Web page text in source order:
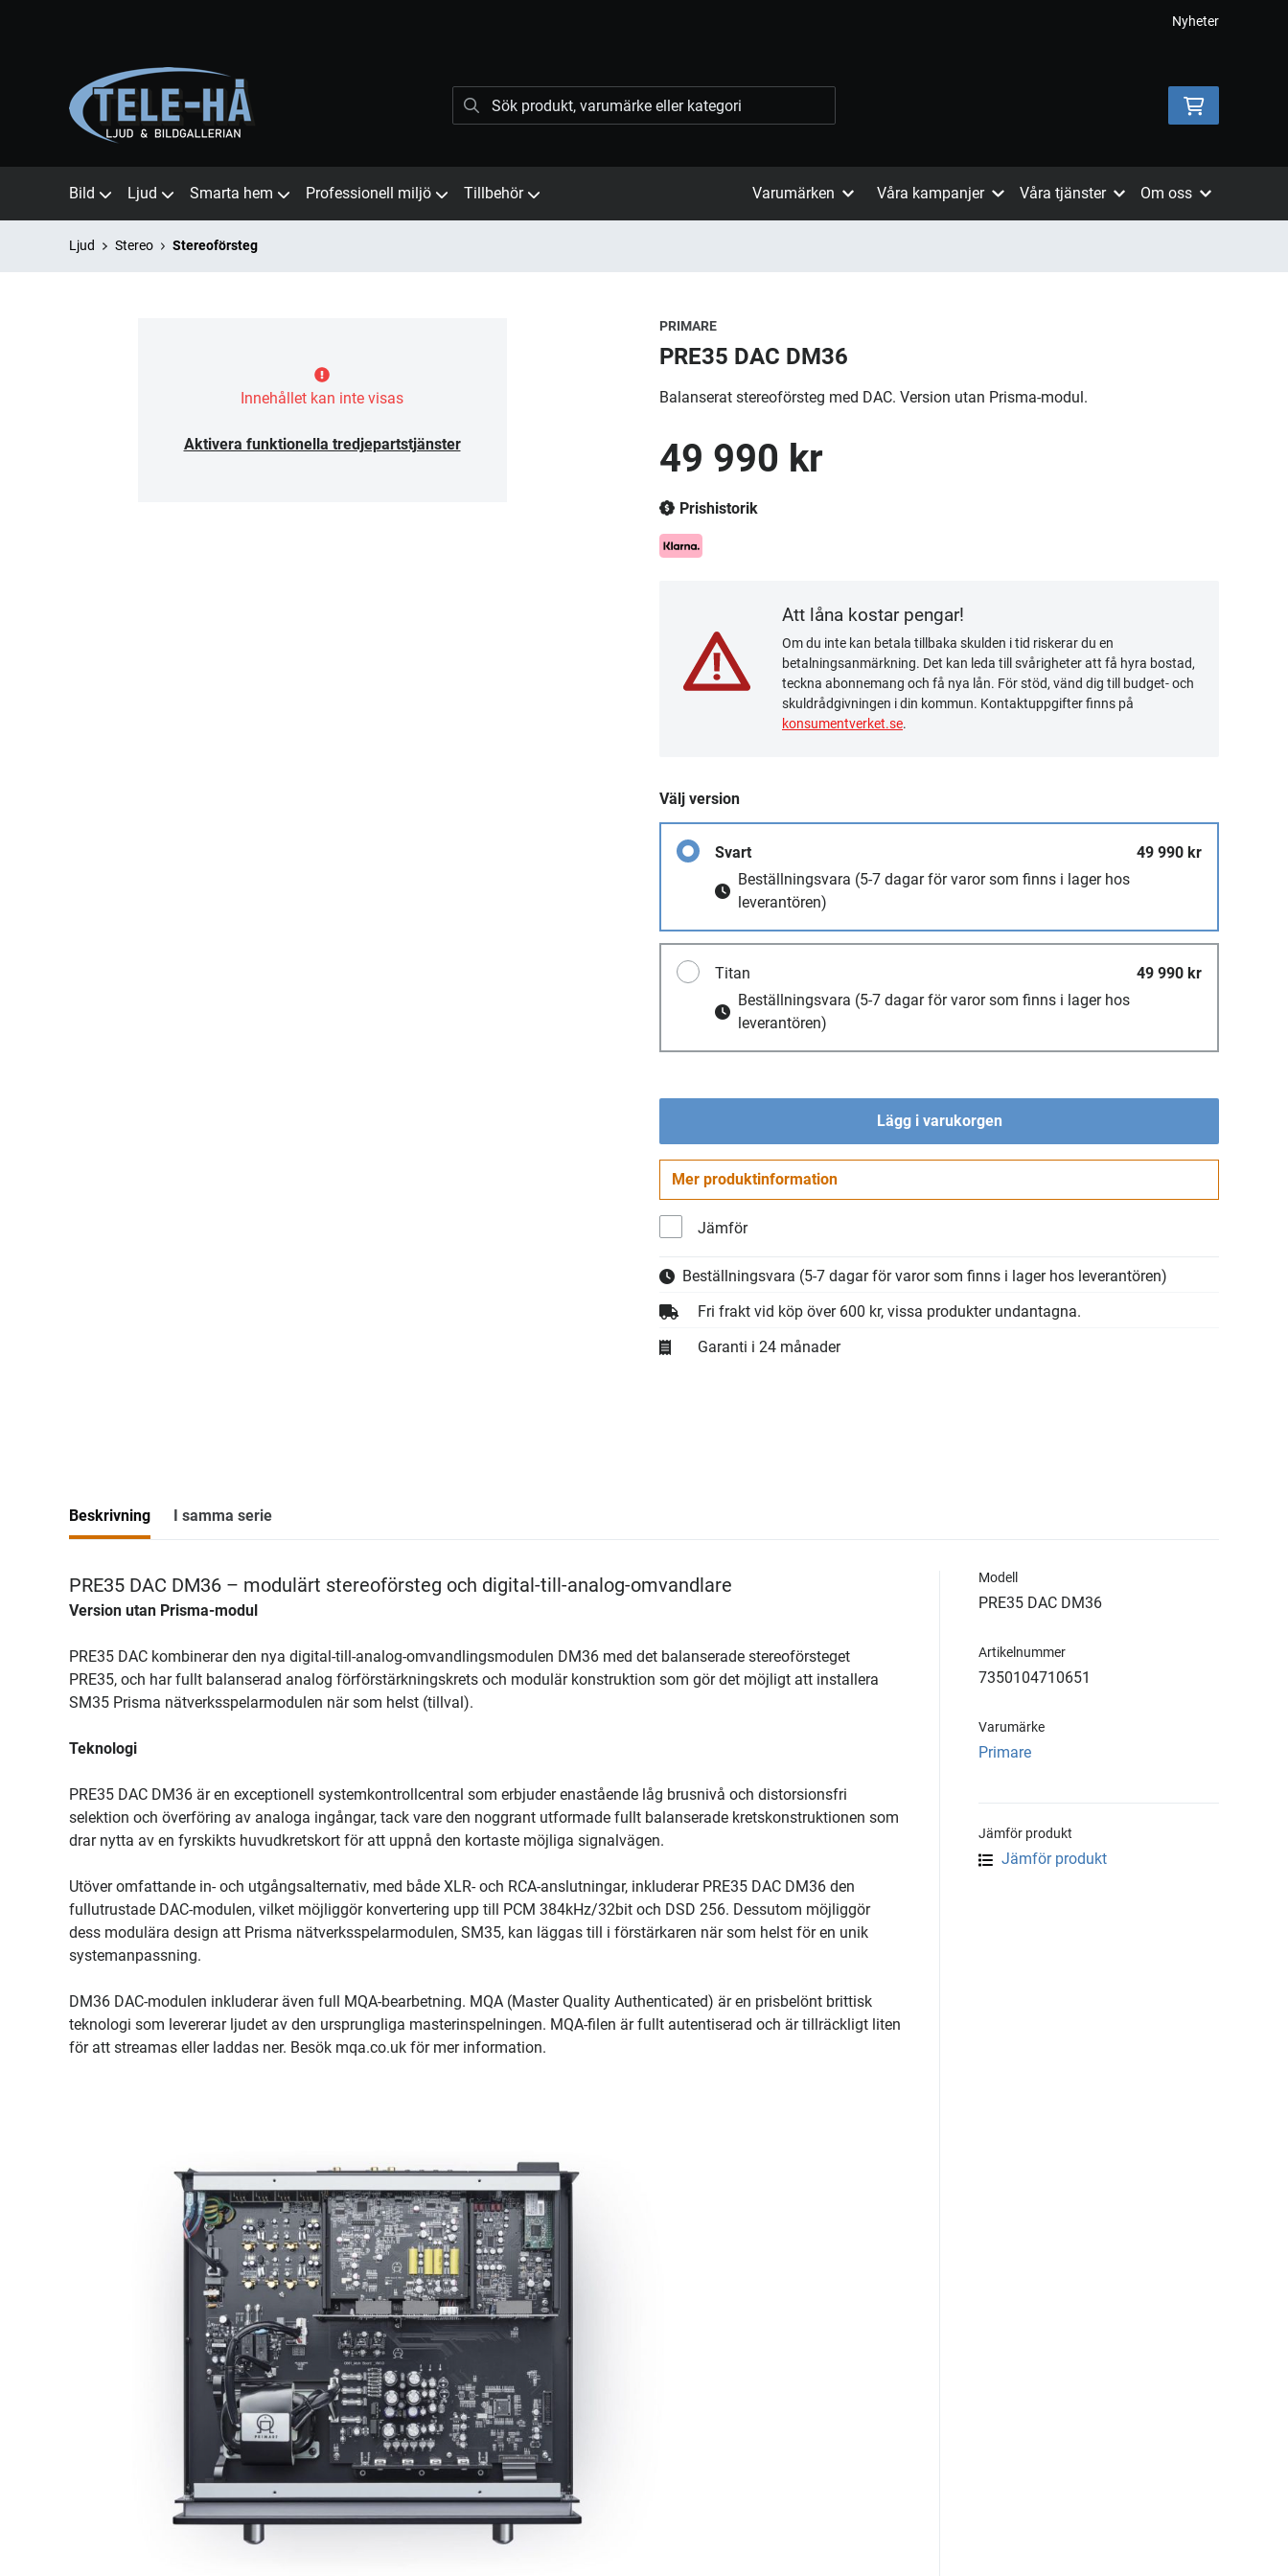
Nyheter
Bild Ljud Smarta hem Professionell miljö Tillbehör Varumärken Våra kampanjer Våra tjänster Om oss
Ljud Stereo Stereoförsteg
Innehållet kan inte visas
Aktivera funktionella tredjepartstjänster
PRIMARE
PRE35 DAC DM36
Balanserat stereoförsteg med DAC. Version utan Prisma-modul.
49 990 kr
Prishistorik
Att låna kostar pengar!
Om du inte kan betala tillbaka skulden i tid riskerar du en
betalningsanmärkning. Det kan leda till svårigheter att få hyra bostad,
teckna abonnemang och få nya lån. För stöd, vänd dig till budget- och
skuldrådgivningen i din kommun. Kontaktuppgifter finns på
konsumentverket.se.
Välj version
Svart
49 990 kr
Beställningsvara (5-7 dagar för varor som finns i lager hos
leverantören)
Titan
49 990 kr
Beställningsvara (5-7 dagar för varor som finns i lager hos
leverantören)
Lägg i varukorgen
Mer produktinformation
Jämför
Beställningsvara (5-7 dagar för varor som finns i lager hos leverantören)
Fri frakt vid köp över 600 kr, vissa produkter undantagna.
Garanti i 24 månader
Beskrivning I samma serie
PRE35 DAC DM36 – modulärt stereoförsteg och digital-till-analog-omvandlare
Version utan Prisma-modul
PRE35 DAC kombinerar den nya digital-till-analog-omvandlingsmodulen DM36 med det balanserade stereoförsteget
PRE35, och har fullt balanserad analog förförstärkningskrets och modulär konstruktion som gör det möjligt att installera
SM35 Prisma nätverksspelarmodulen när som helst (tillval).
Teknologi
PRE35 DAC DM36 är en exceptionell systemkontrollcentral som erbjuder enastående låg brusnivå och distorsionsfri
selektion och överföring av analoga ingångar, tack vare den noggrant utformade fullt balanserade kretskonstruktionen som
drar nytta av en fyrskikts huvudkretskort för att uppnå den kortaste möjliga signalvägen.
Utöver omfattande in- och utgångsalternativ, med både XLR- och RCA-anslutningar, inkluderar PRE35 DAC DM36 den
fullutrustade DAC-modulen, vilket möjliggör konvertering upp till PCM 384kHz/32bit och DSD 256. Dessutom möjliggör
dess modulära design att Prisma nätverksspelarmodulen, SM35, kan läggas till i förstärkaren när som helst för en unik
systemanpassning.
DM36 DAC-modulen inkluderar även full MQA-bearbetning. MQA (Master Quality Authenticated) är en prisbelönt brittisk
teknologi som levererar ljudet av den ursprungliga masterinspelningen. MQA-filen är fullt autentiserad och är tillräckligt liten
för att streamas eller laddas ner. Besök mqa.co.uk för mer information.
Modell
PRE35 DAC DM36
Artikelnummer
7350104710651
Varumärke
Primare
Jämför produkt
Jämför produkt